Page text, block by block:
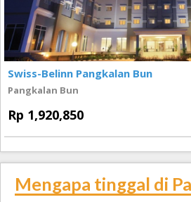
Swiss-Belinn Pangkalan Bun
Pangkalan Bun
Rp 1,920,850
Mengapa tinggal di